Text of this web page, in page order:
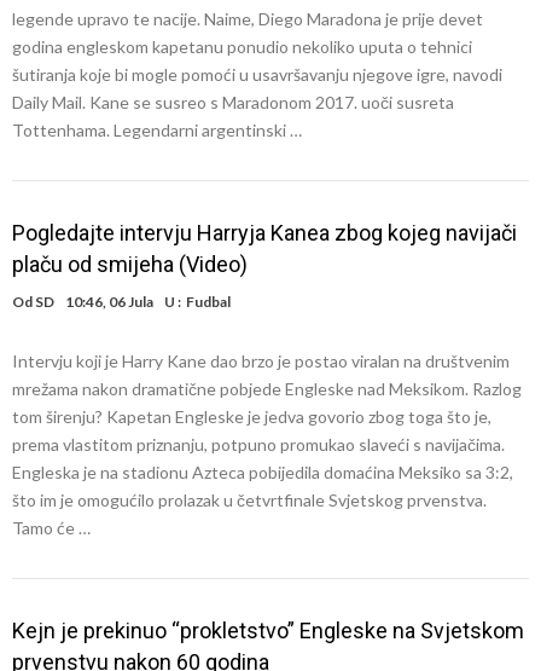
legende upravo te nacije. Naime, Diego Maradona je prije devet
godina engleskom kapetanu ponudio nekoliko uputa o tehnici
šutiranja koje bi mogle pomoći u usavršavanju njegove igre, navodi
Daily Mail. Kane se susreo s Maradonom 2017. uoči susreta
Tottenhama. Legendarni argentinski …
Pogledajte intervju Harryja Kanea zbog kojeg navijači
plaču od smijeha (Video)
Od SD 10:46, 06 Jula U : Fudbal
Intervju koji je Harry Kane dao brzo je postao viralan na društvenim
mrežama nakon dramatične pobjede Engleske nad Meksikom. Razlog
tom širenju? Kapetan Engleske je jedva govorio zbog toga što je,
prema vlastitom priznanju, potpuno promukao slaveći s navijačima.
Engleska je na stadionu Azteca pobijedila domaćina Meksiko sa 3:2,
što im je omogućilo prolazak u četvrtfinale Svjetskog prvenstva.
Tamo će …
Kejn je prekinuo “prokletstvo” Engleske na Svjetskom
prvenstvu nakon 60 godina